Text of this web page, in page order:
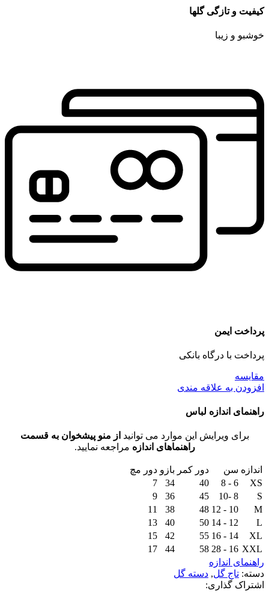
کیفیت و تازگی گلها
خوشبو و زیبا
پرداخت ایمن
پرداخت با درگاه بانکی
مقايسه
افزودن به علاقه مندی
راهنمای اندازه لباس
برای ویرایش این موارد می توانید از منو پیشخوان به قسمت
راهنماهای اندازه مراجعه نمایید.
اندازه سن دور کمر بازو دور مچ
XS
6 - 8
40
34
7
S
8 -10
45
36
9
M
10 - 12
48
38
11
L
12 - 14
50
40
13
XL
14 - 16
55
42
15
XXL
16 - 28
58
44
17
راهنمای اندازه
دسته: تاج گل, دسته گل
اشتراک گذاری: